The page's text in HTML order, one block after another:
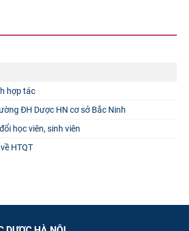
hợp tác
ĐH Dược HN cơ sở Bắc Ninh
học viên, sinh viên
HTQT